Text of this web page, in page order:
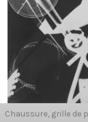
Chaussure, grille de